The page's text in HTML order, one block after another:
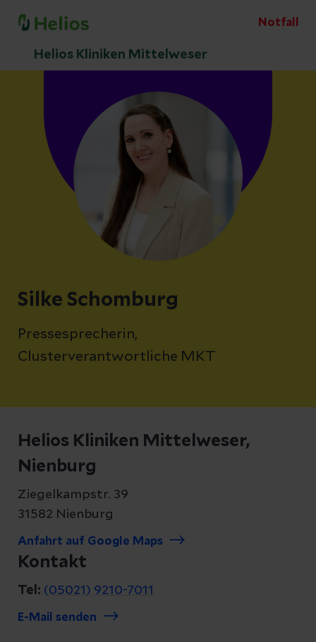
Notfall
Helios Kliniken Mittelweser
Silke Schomburg
Pressesprecherin,
Clusterverantwortliche MKT
Helios Kliniken Mittelweser,
Nienburg
Ziegelkampstr. 39
31582 Nienburg
Anfahrt auf Google Maps
Kontakt
Tel: (05021) 9210-7011
E-Mail senden